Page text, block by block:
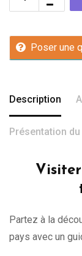
Poser une
Description
Présentation
Partez à la
pays avec un